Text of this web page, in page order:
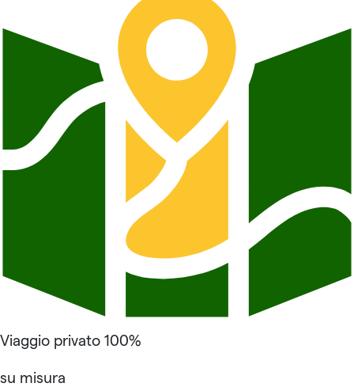
Viaggio privato 100%
su misura